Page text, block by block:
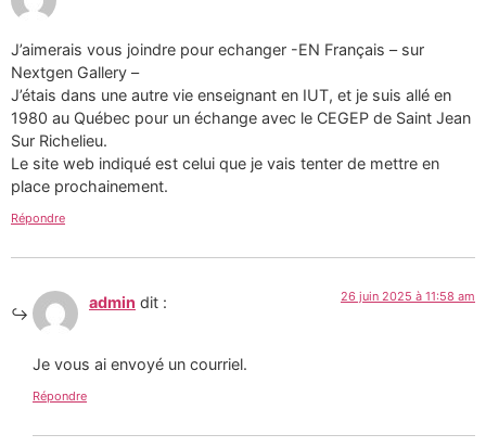
J’aimerais vous joindre pour echanger -EN Français – sur
Nextgen Gallery –
J’étais dans une autre vie enseignant en IUT, et je suis allé en
1980 au Québec pour un échange avec le CEGEP de Saint Jean
Sur Richelieu.
Le site web indiqué est celui que je vais tenter de mettre en
place prochainement.
Répondre
admin dit : 26 juin 2025 à 11:58 am
Je vous ai envoyé un courriel.
Répondre